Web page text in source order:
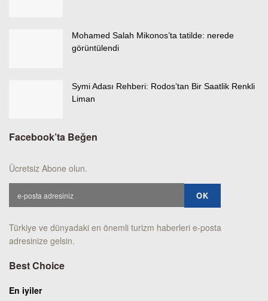
Mohamed Salah Mikonos’ta tatilde: nerede
görüntülendi
Symi Adası Rehberi: Rodos’tan Bir Saatlik Renkli
Liman
Facebook’ta Beğen
Ücretsiz Abone olun.
Türkiye ve dünyadaki en önemli turizm haberleri e-posta
adresinize gelsin.
Best Choice
En iyiler